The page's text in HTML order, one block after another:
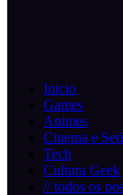
Inicio
Games
Animes
Cinema e
Tech
Cultura Geek
// todos os